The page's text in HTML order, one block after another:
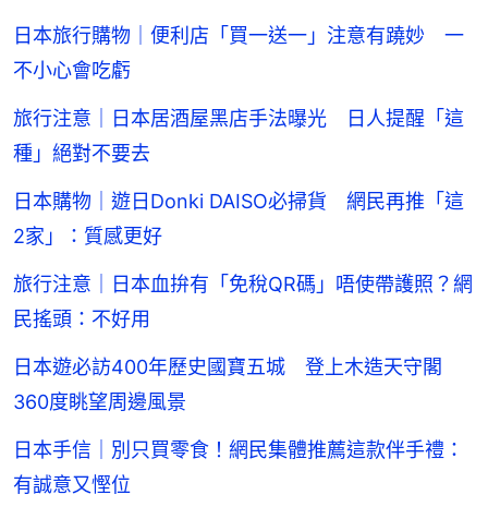
日本旅行購物｜便利店「買一送一」注意有蹺妙 一
不小心會吃虧
旅行注意｜日本居酒屋黑店手法曝光 日人提醒「這
種」絕對不要去
日本購物｜遊日Donki DAISO必掃貨 網民再推「這
2家」：質感更好
旅行注意｜日本血拚有「免稅QR碼」唔使帶護照？網
民搖頭：不好用
日本遊必訪400年歷史國寶五城 登上木造天守閣
360度眺望周邊風景
日本手信｜別只買零食！網民集體推薦這款伴手禮：
有誠意又慳位